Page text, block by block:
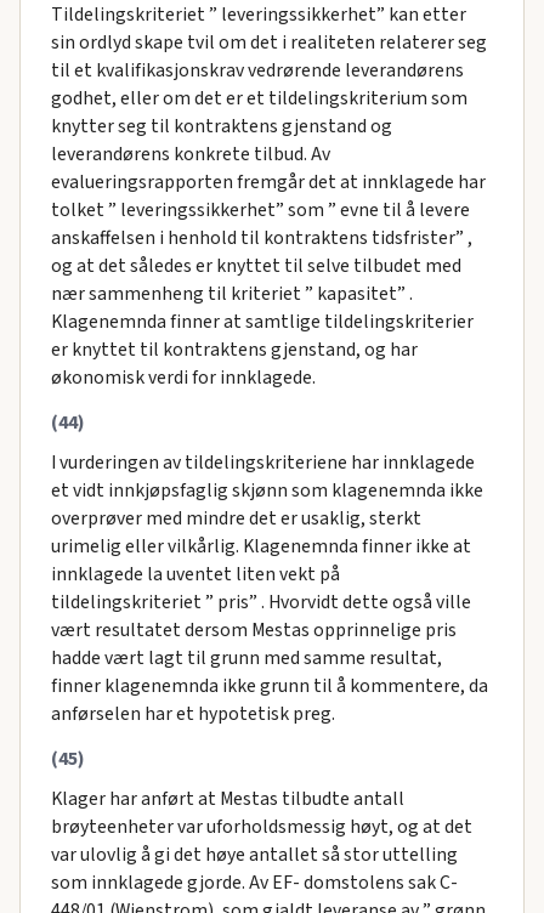
Tildelingskriteriet ” leveringssikkerhet” kan etter
sin ordlyd skape tvil om det i realiteten relaterer seg
til et kvalifikasjonskrav vedrørende leverandørens
godhet, eller om det er et tildelingskriterium som
knytter seg til kontraktens gjenstand og
leverandørens konkrete tilbud. Av
evalueringsrapporten fremgår det at innklagede har
tolket ” leveringssikkerhet” som ” evne til å levere
anskaffelsen i henhold til kontraktens tidsfrister” ,
og at det således er knyttet til selve tilbudet med
nær sammenheng til kriteriet ” kapasitet” .
Klagenemnda finner at samtlige tildelingskriterier
er knyttet til kontraktens gjenstand, og har
økonomisk verdi for innklagede.
(44)
I vurderingen av tildelingskriteriene har innklagede
et vidt innkjøpsfaglig skjønn som klagenemnda ikke
overprøver med mindre det er usaklig, sterkt
urimelig eller vilkårlig. Klagenemnda finner ikke at
innklagede la uventet liten vekt på
tildelingskriteriet ” pris” . Hvorvidt dette også ville
vært resultatet dersom Mestas opprinnelige pris
hadde vært lagt til grunn med samme resultat,
finner klagenemnda ikke grunn til å kommentere, da
anførselen har et hypotetisk preg.
(45)
Klager har anført at Mestas tilbudte antall
brøyteenheter var uforholdsmessig høyt, og at det
var ulovlig å gi det høye antallet så stor uttelling
som innklagede gjorde. Av EF- domstolens sak C-